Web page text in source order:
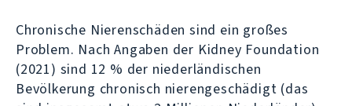
Chronische Nierenschäden sind ein großes
Problem. Nach Angaben der Kidney Foundation
(2021) sind 12 % der niederländischen
Bevölkerung chronisch nierengeschädigt (das